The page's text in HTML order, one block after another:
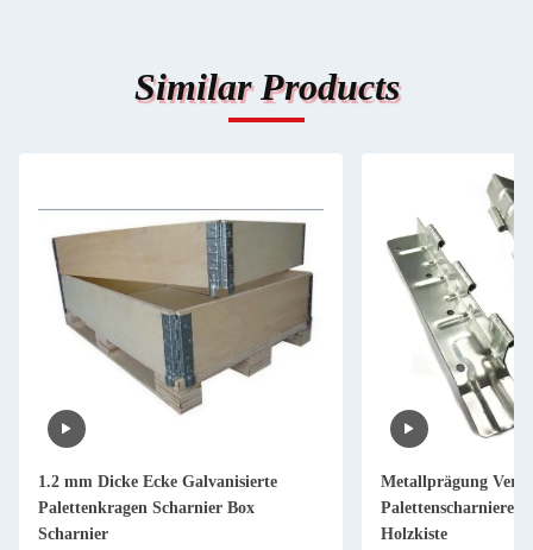
Similar Products
1.2 mm Dicke Ecke Galvanisierte
Palettenkragen Scharnier Box
Scharnier
Metallprägung
Palettenscharniere
Holzkiste